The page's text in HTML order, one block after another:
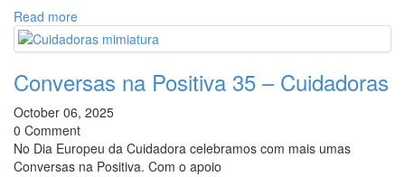
Read more
Conversas na Positiva 35 – Cuidadoras
October 06, 2025
0 Comment
No Dia Europeu da Cuidadora celebramos com mais umas
Conversas na Positiva. Com o apoio